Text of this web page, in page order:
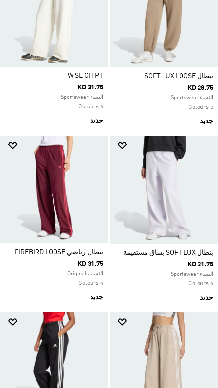
بنطال SOFT LUX LOOSE
KD 28.75
النساء Sportswear
5 Colours
جديد
W SL OH PT
KD 31.75
النساء Sportswear
6 Colours
جديد
بنطال SOFT LUX بساق مستقيمة
KD 31.75
النساء Sportswear
6 Colours
جديد
بنطال رياضي FIREBIRD LOOSE
KD 31.75
النساء Originals
4 Colours
جديد